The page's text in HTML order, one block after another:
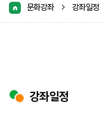
문화강좌 > 강좌일정
강좌일정